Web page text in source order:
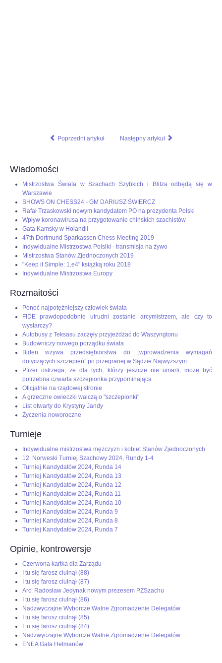
Poprzedni artykuł Następny artykuł
Wiadomości
Mistrzostwa Świata w Szachach Szybkich i Blitza odbędą się w
Warszawie
SHOWS ON CHESS24 - GM DARIUSZ ŚWIERCZ
Rafał Trzaskowski nowym kandydatem PO na prezydenta Polski
Wpływ koronawirusa na przygotowanie chińskich szachistów
Gata Kamsky w Holandii
47th Dortmund Sparkassen Chess-Meeting 2019
Indywidualne Mistrzostwa Polslki - transmisja na żywo
Mistrzostwa Stanów Zjednoczonych 2019
"Keep it Simple: 1.e4" książką roku 2018
Indywidualne Mistrzostwa Europy
Rozmaitości
Ponoć najpotężniejszy człowiek świata
FIDE prawdopodobnie utrudni zostanie arcymistrzem, ale czy to
wystarczy?
Autobusy z Teksasu zaczęły przyjeżdżać do Waszyngtonu
Budowniczy nowego porządku świata
Biden wzywa przedsiębiorstwa do „wprowadzenia wymagań
dotyczących szczepień” po przegranej w Sądzie Najwyższym
Pfizer ostrzega, że dla tych, którzy jeszcze nie umarli, może być
potrzebna czwarta szczepionka przypominająca
Oficjalnie na rządowej stronie
A grzeczne owieczki walczą o "szczepionki"
List otwarty do Krystyny Jandy
Życzenia noworoczne
Turnieje
Indywidualne mistrzostwa mężczyzn i kobiet Stanów Zjednoczonych
12. Norweski Turniej Szachowy 2024, Rundy 1-4
Turniej Kandydatów 2024, Runda 14
Turniej Kandydatów 2024, Runda 13
Turniej Kandydatów 2024, Runda 12
Turniej Kandydatów 2024, Runda 11
Turniej Kandydatów 2024, Runda 10
Turniej Kandydatów 2024, Runda 9
Turniej Kandydatów 2024, Runda 8
Turniej Kandydatów 2024, Runda 7
Opinie, kontrowersje
Czerwona kartka dla Zarządu
I tu się farosz ciulnął (88)
I tu się farosz ciulnął (87)
Arc. Radosław Jedynak nowym prezesem PZSzachu
I tu się farosz ciulnął (86)
Nadzwyczajne Wyborcze Walne Zgromadzenie Delegatów
I tu się farosz ciulnął (85)
I tu się farosz ciulnął (84)
Nadzwyczajne Wyborcze Walne Zgromadzenie Delegatów
ENEA Gala Hetmanów